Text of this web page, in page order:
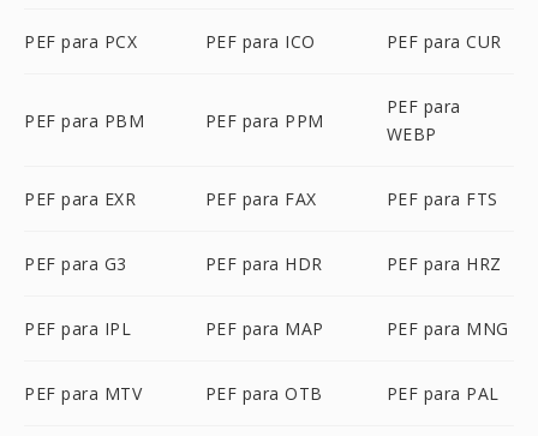
PEF para PCX PEF para ICO PEF para CUR
PEF para PBM PEF para PPM
PEF para
WEBP
PEF para EXR PEF para FAX PEF para FTS
PEF para G3 PEF para HDR PEF para HRZ
PEF para IPL PEF para MAP PEF para MNG
PEF para MTV PEF para OTB PEF para PAL